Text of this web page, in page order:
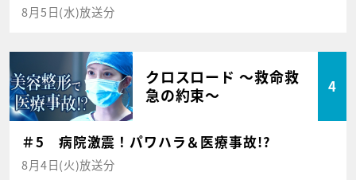
8月5日(水)放送分
クロスロード ～救命救
急の約束～
4
＃5 病院激震！パワハラ＆医療事故!?
8月4日(火)放送分